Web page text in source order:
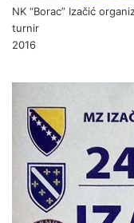
NK “Borac” Izačić
turnir
2016